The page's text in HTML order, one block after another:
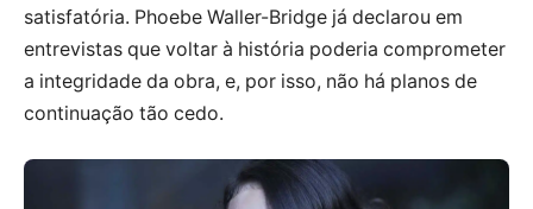
satisfatória. Phoebe Waller-Bridge já declarou em
entrevistas que voltar à história poderia comprometer
a integridade da obra, e, por isso, não há planos de
continuação tão cedo.